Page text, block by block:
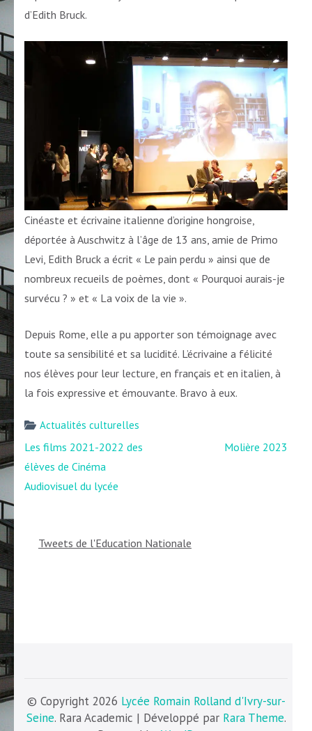
d’Edith Bruck.
Cinéaste et écrivaine italienne d’origine hongroise,
déportée à Auschwitz à l’âge de 13 ans, amie de Primo
Levi, Edith Bruck a écrit « Le pain perdu » ainsi que de
nombreux recueils de poèmes, dont « Pourquoi aurais-je
survécu ? » et « La voix de la vie ».
Depuis Rome, elle a pu apporter son témoignage avec
toute sa sensibilité et sa lucidité. L’écrivaine a félicité
nos élèves pour leur lecture, en français et en italien, à
la fois expressive et émouvante. Bravo à eux.
Actualités culturelles
Navigation
de
l’article
Les films 2021-2022 des
élèves de Cinéma
Audiovisuel du lycée
Molière 2023
Tweets de l'Education Nationale
© Copyright 2026 Lycée Romain Rolland d'Ivry-sur-
Seine. Rara Academic | Développé par Rara Theme.